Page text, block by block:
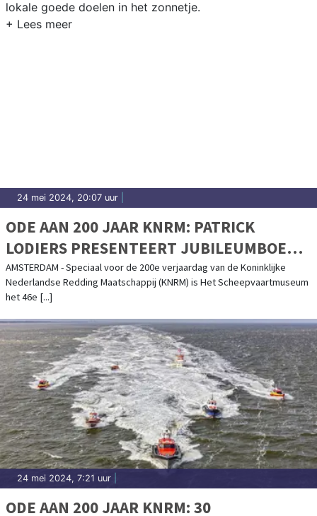
lokale goede doelen in het zonnetje.
24 mei 2024, 20:07 uur
ODE AAN 200 JAAR KNRM: PATRICK
LODIERS PRESENTEERT JUBILEUMBOEK
EN ONTHULT UNIEKE POSTNL POSTZEGEL
VANUIT HET SCHEEPVAARTMUSEUM
AMSTERDAM - Speciaal voor de 200e verjaardag van de Koninklijke
Nederlandse Redding Maatschappij (KNRM) is Het Scheepvaartmuseum
het 46e [...]
24 mei 2024, 7:21 uur
ODE AAN 200 JAAR KNRM: 30